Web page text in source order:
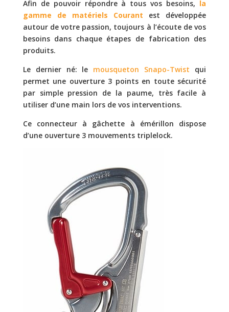
Afin de pouvoir répondre à tous vos besoins, la
gamme de matériels Courant est développée
autour de votre passion, toujours à l’écoute de vos
besoins dans chaque étapes de fabrication des
produits.
Le dernier né: le mousqueton Snapo-Twist qui
permet une ouverture 3 points en toute sécurité
par simple pression de la paume, très facile à
utiliser d’une main lors de vos interventions.
Ce connecteur à gâchette à émérillon dispose
d’une ouverture 3 mouvements triplelock.